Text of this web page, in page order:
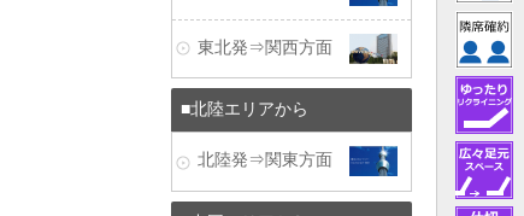
東北発⇒関西方面
北陸エリアから
北陸発⇒関東方面